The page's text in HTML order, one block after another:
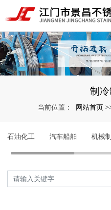
制
当前位置： 网站首页
石油化工 汽车船舶 机械